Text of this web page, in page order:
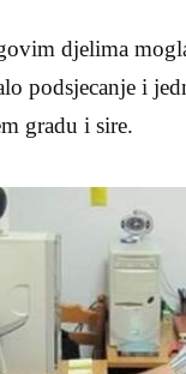
djelima
podsjecanje i
gradu i sire.